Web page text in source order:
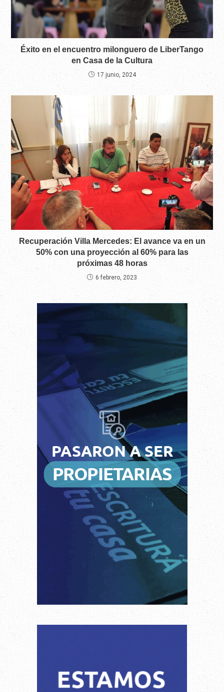
Éxito en el encuentro milonguero de LiberTango
en Casa de la Cultura
17 junio, 2024
Recuperación Villa Mercedes: El avance va en un
50% con una proyección al 60% para las
próximas 48 horas
6 febrero, 2023